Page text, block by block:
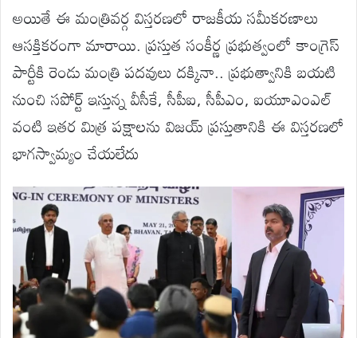
అయితే ఈ మంత్రివర్గ విస్తరణలో రాజకీయ సమీకరణాలు
ఆసక్తికరంగా మారాయి. ప్రస్తుత సంకీర్ణ ప్రభుత్వంలో కాంగ్రెస్
పార్టీకి రెండు మంత్రి పదవులు దక్కినా.. ప్రభుత్వానికి బయటి
నుంచి సపోర్ట్ ఇస్తున్న వీసీకే, సీపీఐ, సీపీఎం, ఐయూఎంఎల్
వంటి ఇతర మిత్ర పక్షాలను విజయ్ ప్రస్తుతానికి ఈ విస్తరణలో
భాగస్వామ్యం చేయలేదు